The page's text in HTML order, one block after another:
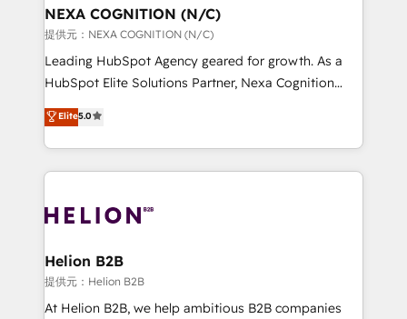
the world. Our human approach to digital
transformation is designed for businesses who want
to grow. And we're passionate about APAC
businesses leading the world in technology, agility
record migrating businesses from CRM & Marketing
Platforms such as Salesforce, Dynamics, Pipedrive,
with attract and retain customers, manage their
business people and processes, and how they
NEXA COGNITION (N/C)
提供元：NEXA COGNITION (N/C)
Leading HubSpot Agency geared for growth. As a
HubSpot Elite Solutions Partner, Nexa Cognition
ranks in the top 1% of global HubSpot Partners and
has been one of the longest-standing partners since
2012. We empower businesses to harness the full
potential of HubSpot by combining strategic
bespoke HubSpot solutions tailored to drive
Choose Nexa Cognition? 🚀 HubSpot Expertise: Our
certified team specialises in CRM implementation,
marketing automation, and revenue operations. 🤝
Elite5.0
Helion B2B
提供元：Helion B2B
At Helion B2B, we help ambitious B2B companies